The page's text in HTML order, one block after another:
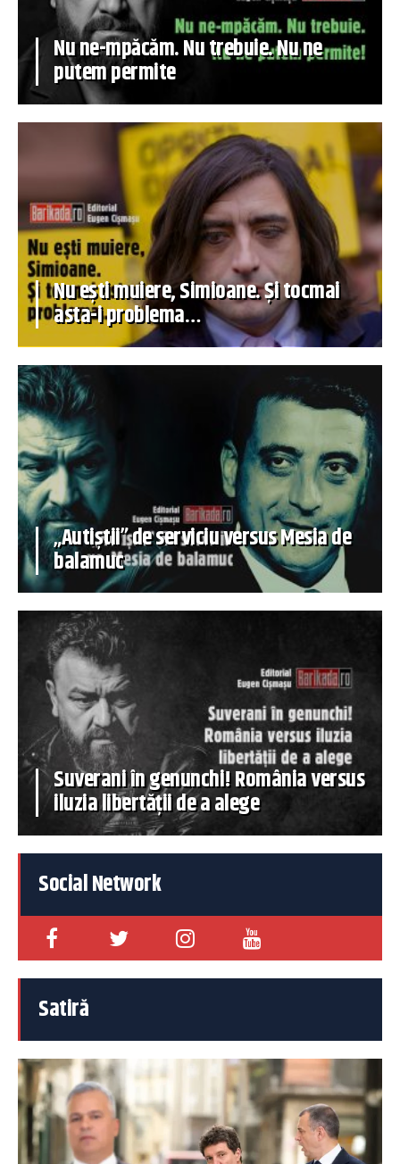
Nu ne-mpăcăm. Nu trebuie. Nu ne
putem permite
Nu ești muiere, Simioane. Și tocmai
asta-i problema…
„Autiștii” de serviciu versus Mesia de
balamuc
Suverani în genunchi! România versus
iluzia libertății de a alege
Social Network
Satiră